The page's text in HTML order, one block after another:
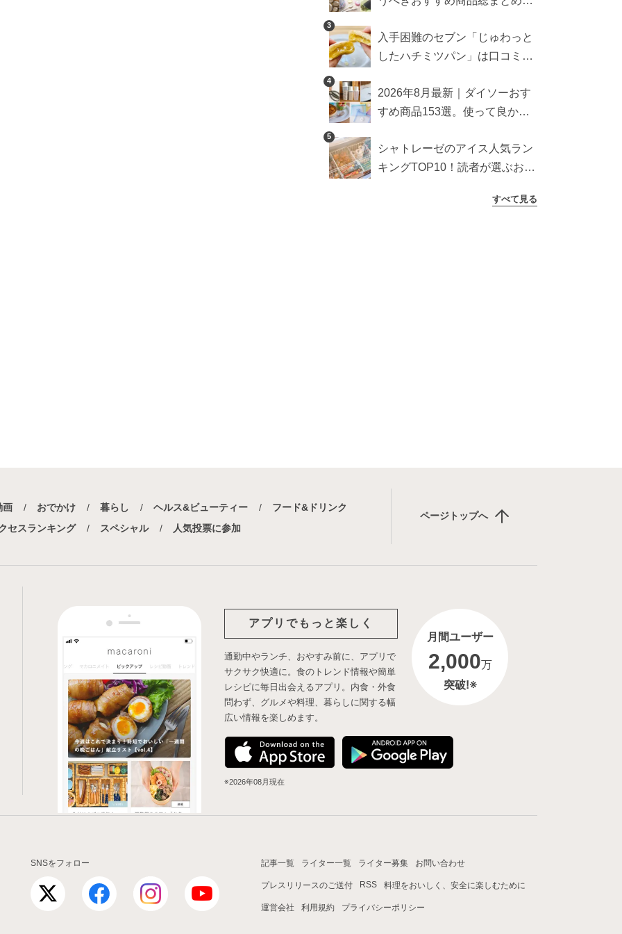
3
入手困難のセブン「じゅわっと
したハチミツパン」は口コミ通
検証
4
2026年8月最新｜ダイソーおす
すめ商品153選。使って良かっ
5
シャトレーゼのアイス人気ラン
キングTOP10！読者が選ぶおす
すべて見る
画 おでかけ 暮らし ヘルス&ビューティー
フード&ドリンク
セスランキング
スペシャル 人気投票に参加
ページトップへ
アプリでもっと楽しく
通勤中やランチ、おやすみ前に、アプリで
サクサク快適に。食のトレンド情報や簡単
レシピに毎日出会えるアプリ。内食・外食
問わず、グルメや料理、暮らしに関する幅
広い情報を楽しめます。
月間ユーザー
2,000万
突破!※
※2026年08月現在
SNSをフォロー 記事一覧 ライター一覧 ライター募集 お問い合わせ
プレスリリースのご送付 RSS 料理をおいしく、安全に楽しむために
運営会社 利用規約 プライバシーポリシー